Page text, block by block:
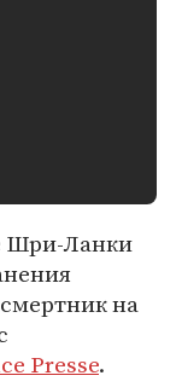
Шри-Ланки
на
Presse.